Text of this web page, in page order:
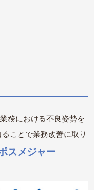
務における不良姿勢を
ことで業務改善に取り
スメジャー